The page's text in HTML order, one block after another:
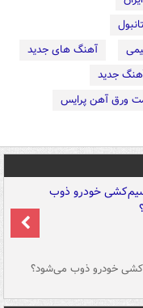
آهنگ های جدید
جدید
ورق آهن پرایس
خودرو ذوب می‌شود؟